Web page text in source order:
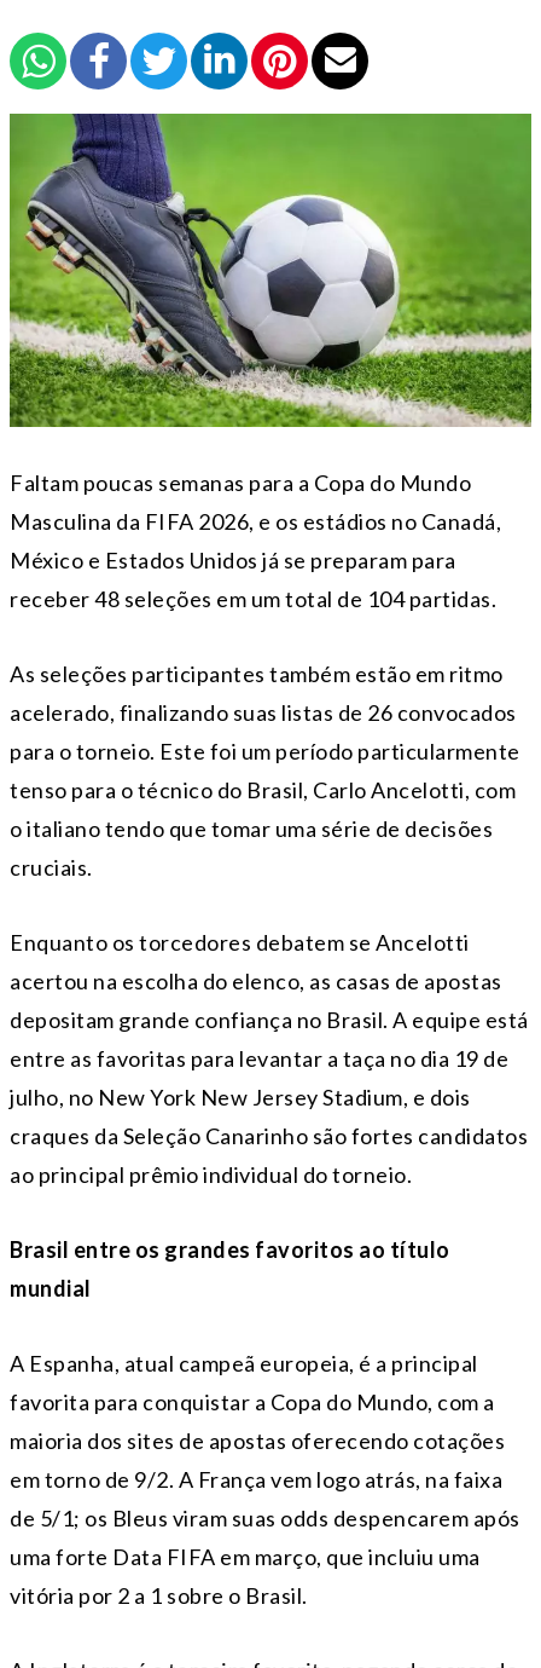
Faltam poucas semanas para a Copa do Mundo
Masculina da FIFA 2026, e os estádios no Canadá,
México e Estados Unidos já se preparam para
receber 48 seleções em um total de 104 partidas.
As seleções participantes também estão em ritmo
acelerado, finalizando suas listas de 26 convocados
para o torneio. Este foi um período particularmente
tenso para o técnico do Brasil, Carlo Ancelotti, com
o italiano tendo que tomar uma série de decisões
cruciais.
Enquanto os torcedores debatem se Ancelotti
acertou na escolha do elenco, as casas de apostas
depositam grande confiança no Brasil. A equipe está
entre as favoritas para levantar a taça no dia 19 de
julho, no New York New Jersey Stadium, e dois
craques da Seleção Canarinho são fortes candidatos
ao principal prêmio individual do torneio.
Brasil entre os grandes favoritos ao título
mundial
A Espanha, atual campeã europeia, é a principal
favorita para conquistar a Copa do Mundo, com a
maioria dos sites de apostas oferecendo cotações
em torno de 9/2. A França vem logo atrás, na faixa
de 5/1; os Bleus viram suas odds despencarem após
uma forte Data FIFA em março, que incluiu uma
vitória por 2 a 1 sobre o Brasil.